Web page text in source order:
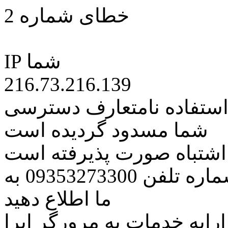
خطای شماره 2
IP شما
216.73.216.139
نامتعارف دسترسی
شما مسدود گردیده است
اشتباه صورت پذیرفته است
مراتب این مسئله را از طریق شماره تلفن 09353273300 به
ما اطلاع دهید
خدمات به مرورگر اپرا